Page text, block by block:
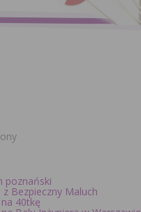
poznański
z Bezpieczny Maluch
40tkę